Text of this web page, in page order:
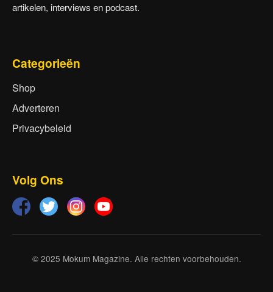
artikelen, interviews en podcast.
Categorieën
Shop
Adverteren
Privacybeleid
Volg Ons
© 2025 Mokum Magazine. Alle rechten voorbehouden.